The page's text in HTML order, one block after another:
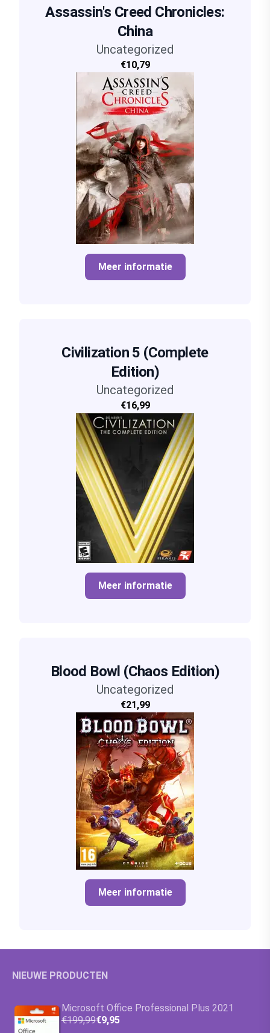
Assassin's Creed Chronicles:
China
Uncategorized
€10,79
Meer informatie
Civilization 5 (Complete
Edition)
Uncategorized
€16,99
Meer informatie
Blood Bowl (Chaos Edition)
Uncategorized
€21,99
Meer informatie
NIEUWE PRODUCTEN
Microsoft Office Professional Plus 2021
€199,99€9,95